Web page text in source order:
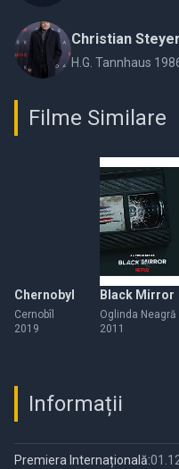
Christian Steyer
H.G. Tannhaus
Filme Similare
Chernobyl
Cernobîl
2019
Black Mirror
Oglinda Neagră
2011
Informații
Premiera Internațională: